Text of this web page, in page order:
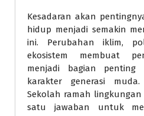
Kesadaran akan
hidup menjadi semakin
ini. Perubahan iklim,
ekosistem membuat
menjadi bagian penting
karakter generasi muda.
Sekolah ramah
satu jawaban untuk